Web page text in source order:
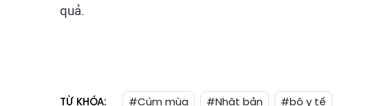
quả.
TỪ KHÓA: #Cúm mùa #Nhật bản #bộ y tế